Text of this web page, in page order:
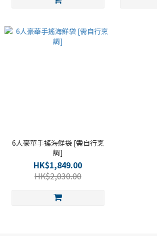
6人豪華手搖海鮮袋 [需自行烹
調]
HK$1,849.00
HK$2,030.00